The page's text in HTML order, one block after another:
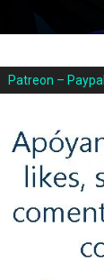
Patreon – Paypal